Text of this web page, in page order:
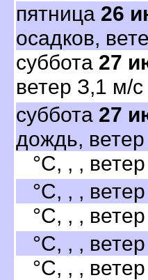
пятница 26
осадков,
суббота 27
етер З,1 м/с
суббота 27
дождь,
°C, , ,
°C, , ,
°C, , ,
°C, , ,
°C, , ,